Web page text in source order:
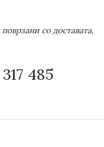
со доставата,
485